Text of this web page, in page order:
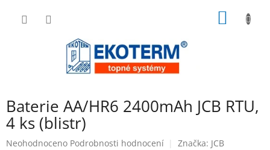
Baterie AA/HR6 2400mAh JCB RTU,
4 ks (blistr)
Průměrné
Neohodnoceno Podrobnosti hodnocení Značka: JCB